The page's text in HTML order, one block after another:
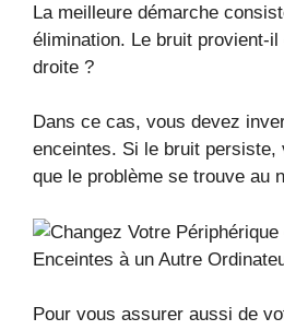
La meilleure démarche
élimination. Le bruit provient-
droite ?
Dans ce cas, vous devez
enceintes. Si le bruit persiste,
que le problème se trouve au
Pour vous assurer aussi de